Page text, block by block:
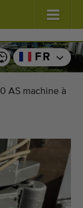
FR
AS machine à